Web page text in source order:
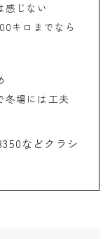
感じない
キロまでなら
冬場には工夫
などクラシ